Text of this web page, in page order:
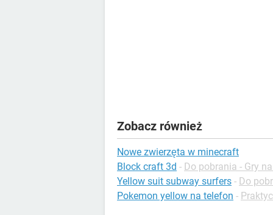
Zobacz również
Nowe zwierzęta w minecraft
Block craft 3d - Do pobrania - Gry
Yellow suit subway surfers - Do
Pokemon yellow na telefon -